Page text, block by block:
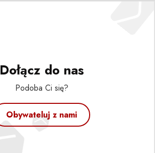
Dołącz do nas
Podoba Ci się?
Obywateluj z nami